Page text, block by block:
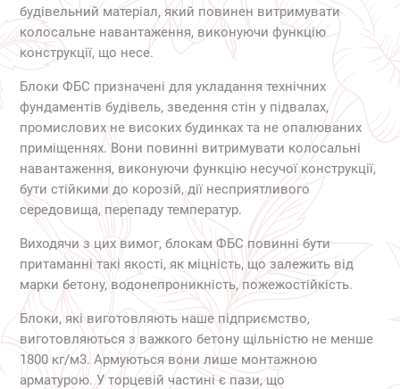
будівельний матеріал, який повинен витримувати
колосальне навантаження, виконуючи функцію
конструкції, що несе.
Блоки ФБС призначені для укладання технічних
фундаментів будівель, зведення стін у підвалах,
промислових не високих будинках та не опалюваних
приміщеннях. Вони повинні витримувати колосальні
навантаження, виконуючи функцію несучої конструкції,
бути стійкими до корозій, дії несприятливого
середовища, перепаду температур.
Виходячи з цих вимог, блокам ФБС повинні бути
притаманні такі якості, як міцність, що залежить від
марки бетону, водонепроникність, пожежостійкість.
Блоки, які виготовляють наше підприємство,
виготовляються з важкого бетону щільністю не менше
1800 кг/м3. Армуються вони лише монтажною
арматурою. У торцевій частині є пази, що